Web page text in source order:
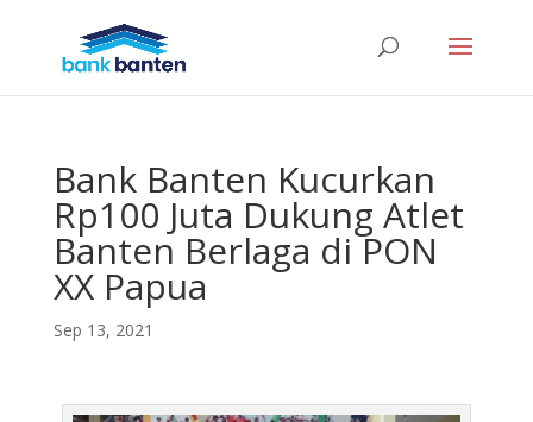
Bank Banten Kucurkan
Rp100 Juta Dukung Atlet
Banten Berlaga di PON
XX Papua
Sep 13, 2021